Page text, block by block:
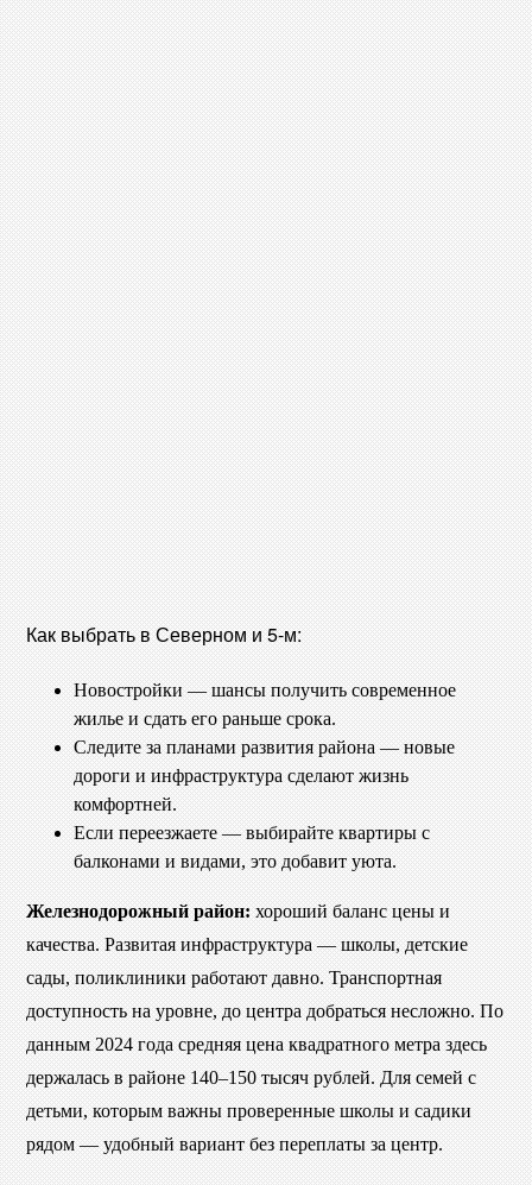
Как выбрать в Северном и 5-м:
Новостройки — шансы получить современное
жилье и сдать его раньше срока.
Следите за планами развития района — новые
дороги и инфраструктура сделают жизнь
комфортней.
Если переезжаете — выбирайте квартиры с
балконами и видами, это добавит уюта.
Железнодорожный район: хороший баланс цены и
качества. Развитая инфраструктура — школы, детские
сады, поликлиники работают давно. Транспортная
доступность на уровне, до центра добраться несложно. По
данным 2024 года средняя цена квадратного метра здесь
держалась в районе 140–150 тысяч рублей. Для семей с
детьми, которым важны проверенные школы и садики
рядом — удобный вариант без переплаты за центр.